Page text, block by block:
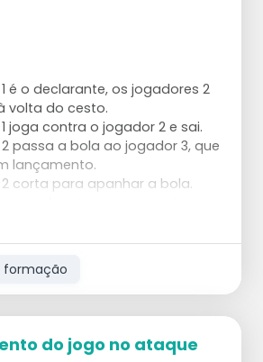
é o declarante, os jogadores 2
volta do cesto.
joga contra o jogador 2 e sai.
passa a bola ao jogador 3, que
lançamento.
corta para apanhar a bola.
atirar, etc.
se colocam à volta do
formação
do jogo no ataque